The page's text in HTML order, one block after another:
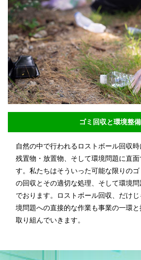
ゴミ回収と環境整備
自然の中で行われるロストボール回収
残置物・放置物、そして環境問題に直面
す。私たちはそういった可能な限りの
の回収とその適切な処理、そして環境
でおります。ロストボール回収、だけ
境問題への直接的な作業も事業の一環
取り組んでいきます。